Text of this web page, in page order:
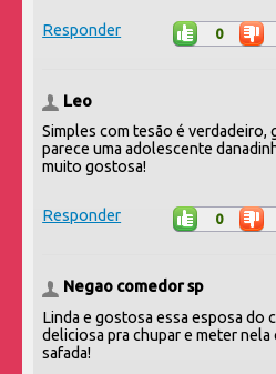
Responder 0
Leo
Simples com tesão é verdadeiro,
parece uma adolescente
muito gostosa!
Responder 0
Negao comedor sp
Linda e gostosa essa esposa do
deliciosa pra chupar e meter nela
safada!